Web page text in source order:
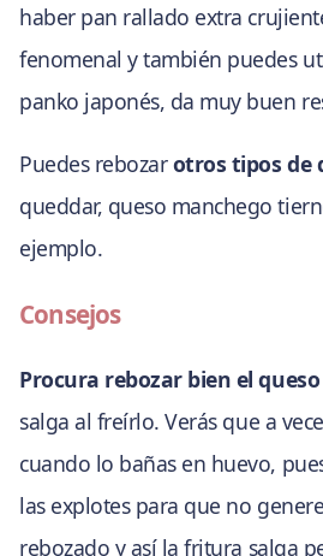
haber pan rallado extra
fenomenal y también puedes
panko japonés, da muy buen
Puedes rebozarotros tipos de
queddar, queso manchego
ejemplo.
Consejos
Procura rebozar bien el queso
salga al freírlo. Verás que a
cuando lo bañas en huevo,
las explotes para que no
rebozado y así la fritura salga